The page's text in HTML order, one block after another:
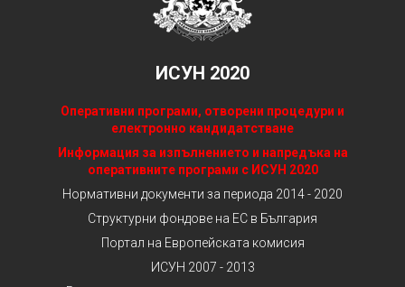
ИСУН 2020
Оперативни програми, отворени процедури и
електронно кандидатстване
Информация за изпълнението и напредъка на
оперативните програми с ИСУН 2020
Нормативни документи за периода 2014 - 2020
Структурни фондове на ЕС в България
Портал на Европейската комисия
ИСУН 2007 - 2013